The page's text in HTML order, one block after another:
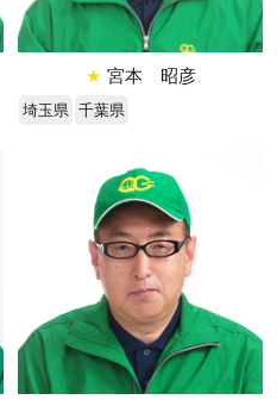
★ 宮本 昭彦
埼玉県 千葉県